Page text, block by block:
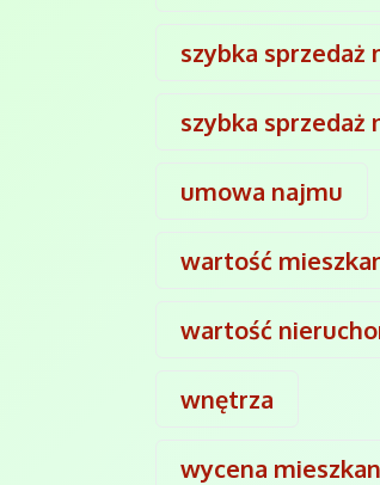
szybka sprzedaż
szybka sprzedaż
umowa najmu
wartość
wartość
wnętrza
wycena